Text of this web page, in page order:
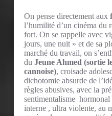
On pense directement aux
l’humilité d’un cinéma du
fort. On se rappelle avec
jours, une nuit » et de sa
marché du travail, on
du Jeune Ahmed (sortie
cannoise), croisade
dichotomie absurde de
règles abusives, avec la
sentimentalisme
interne , ultra violente, au